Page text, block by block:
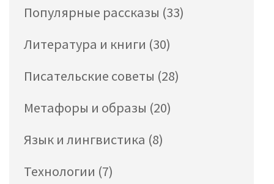
Популярные рассказы (33)
Литература и книги (30)
Писательские советы (28)
Метафоры и образы (20)
Язык и лингвистика (8)
Технологии (7)